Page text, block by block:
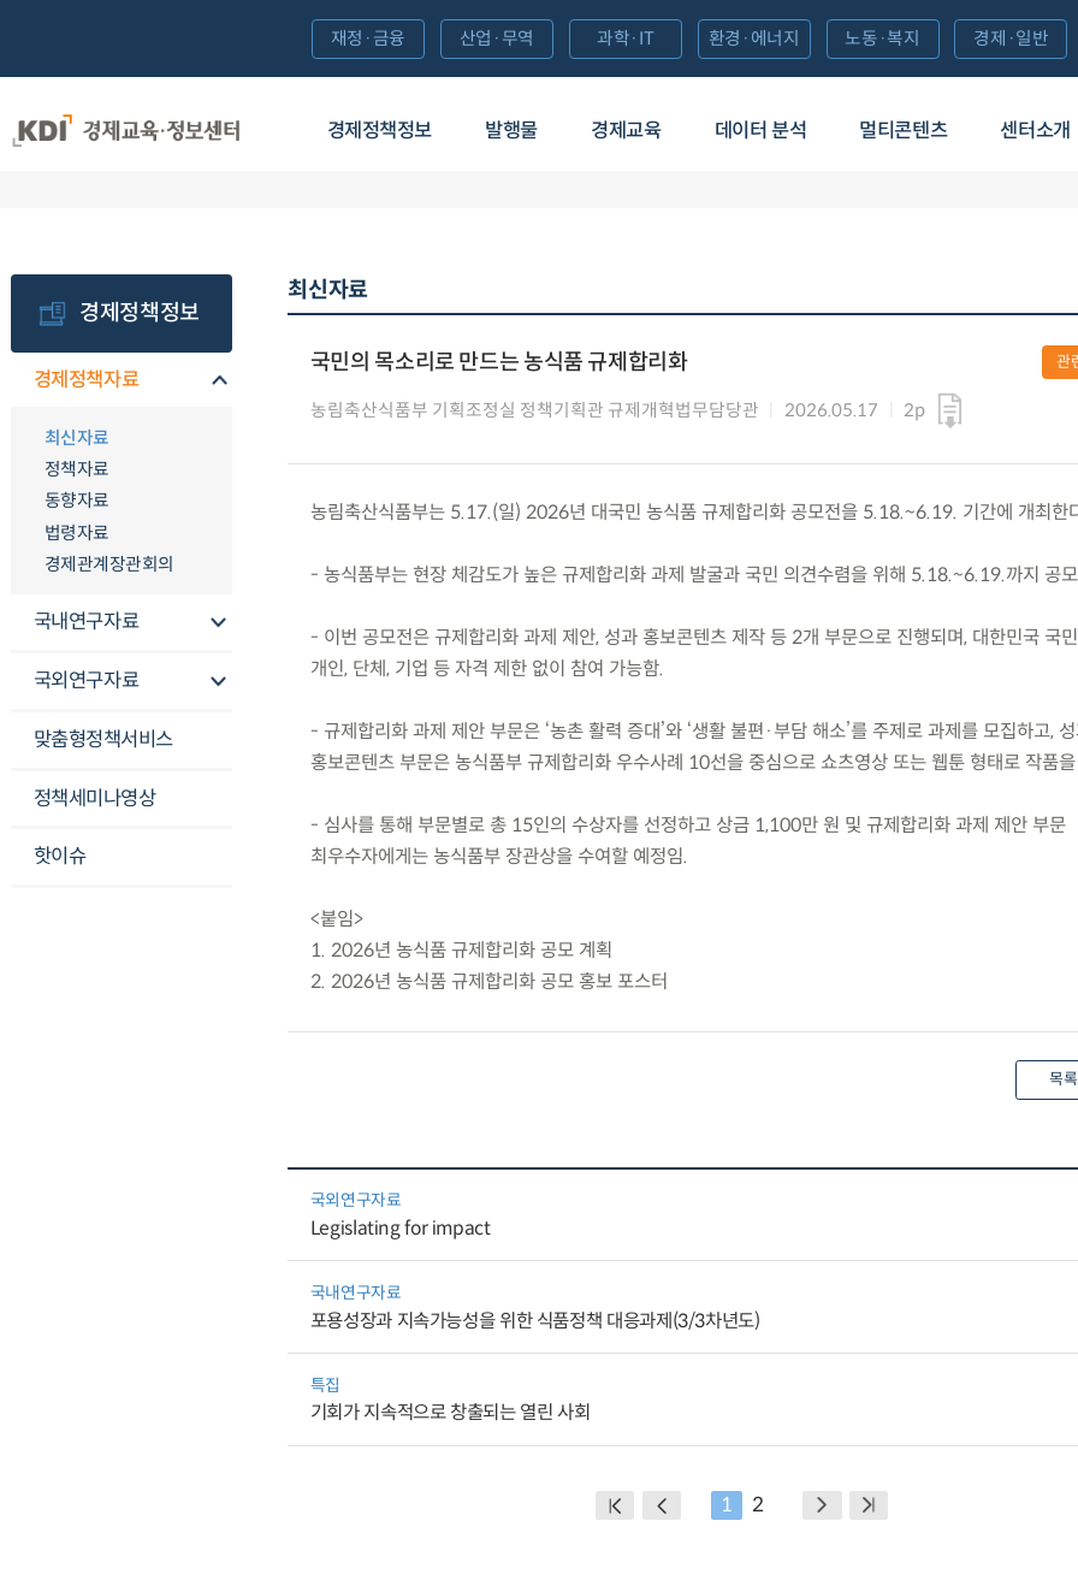
경제정책정보 발행물 경제교육 데이터 분석 멀티콘텐츠 센터소개
재정·금융 산업·무역 과학·IT 환경·에너지 노동·복지 경제·일반
경제정책정보
경제정책자료
최신자료
정책자료
동향자료
법령자료
경제관계장관회의
국내연구자료
국외연구자료
맞춤형정책서비스
정책세미나영상
핫이슈
최신자료
국민의 목소리로 만드는 농식품 규제합리화
농림축산식품부 기획조정실 정책기획관 규제개혁법무담당관 2026.05.17 2p
관
농림축산식품부는 5.17.(일) 2026년 대국민 농식품 규제합리화 공모전을 5.18.~6.19. 기간에 개최한
- 농식품부는 현장 체감도가 높은 규제합리화 과제 발굴과 국민 의견수렴을 위해 5.18.~6.19.까지 공
- 이번 공모전은 규제합리화 과제 제안, 성과 홍보콘텐츠 제작 등 2개 부문으로 진행되며, 대한민국 국
개인, 단체, 기업 등 자격 제한 없이 참여 가능함.
- 규제합리화 과제 제안 부문은 ‘농촌 활력 증대’와 ‘생활 불편·부담 해소’를 주제로 과제를 모집하고,
홍보콘텐츠 부문은 농식품부 규제합리화 우수사례 10선을 중심으로 쇼츠영상 또는 웹툰 형태로 작품
- 심사를 통해 부문별로 총 15인의 수상자를 선정하고 상금 1,100만 원 및 규제합리화 과제 제안 부문
최우수자에게는 농식품부 장관상을 수여할 예정임.
<붙임>
1. 2026년 농식품 규제합리화 공모 계획
2. 2026년 농식품 규제합리화 공모 홍보 포스터
목록
국외연구자료
Legislating for impact
국내연구자료
포용성장과 지속가능성을 위한 식품정책 대응과제(3/3차년도)
특집
기회가 지속적으로 창출되는 열린 사회
1 2